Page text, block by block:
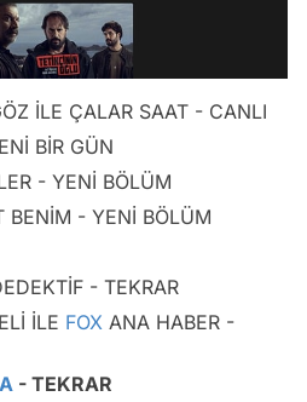
İLE ÇALAR SAAT - CANLI
BİR GÜN
- YENİ BÖLÜM
BENİM - YENİ BÖLÜM
- TEKRAR
İLE FOX ANA HABER -
- TEKRAR